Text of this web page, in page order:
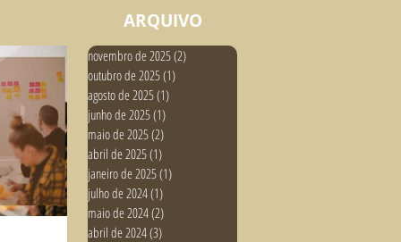
ARQUIVO
novembro de 2025(2)
outubro de 2025(1)
agosto de 2025(1)
junho de 2025(1)
maio de 2025(2)
abril de 2025(1)
janeiro de 2025(1)
julho de 2024(1)
maio de 2024(2)
abril de 2024(3)